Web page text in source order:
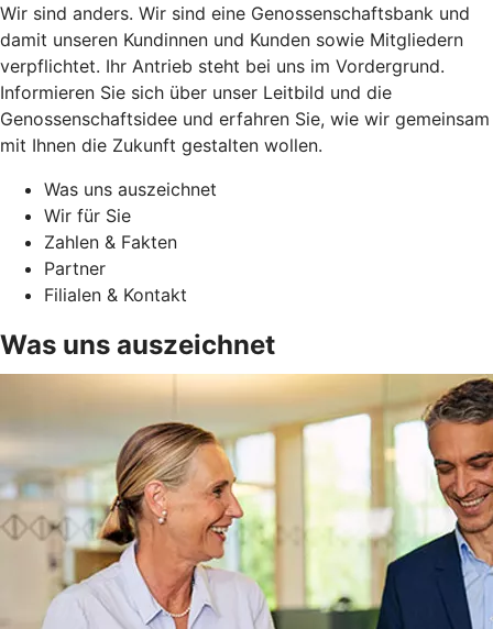
Wir sind anders. Wir sind eine Genossenschaftsbank und
damit unseren Kundinnen und Kunden sowie Mitgliedern
verpflichtet. Ihr Antrieb steht bei uns im Vordergrund.
Informieren Sie sich über unser Leitbild und die
Genossenschaftsidee und erfahren Sie, wie wir gemeinsam
mit Ihnen die Zukunft gestalten wollen.
Was uns auszeichnet
Wir für Sie
Zahlen & Fakten
Partner
Filialen & Kontakt
Was uns auszeichnet